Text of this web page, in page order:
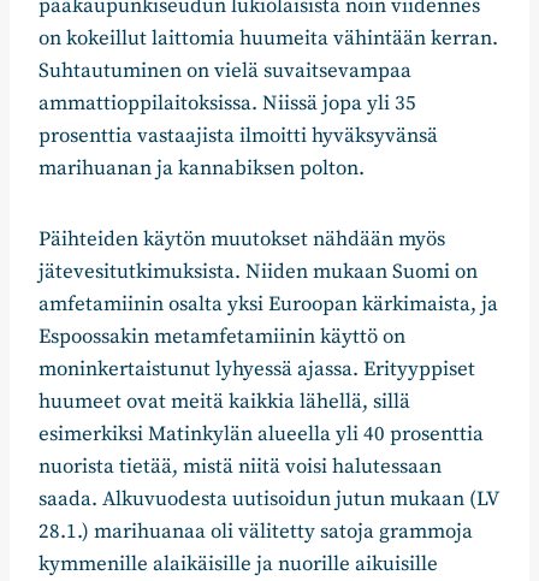
pääkaupunkiseudun lukiolaisista noin viidennes
on kokeillut laittomia huumeita vähintään kerran.
Suhtautuminen on vielä suvaitsevampaa
ammattioppilaitoksissa. Niissä jopa yli 35
prosenttia vastaajista ilmoitti hyväksyvänsä
marihuanan ja kannabiksen polton.
Päihteiden käytön muutokset nähdään myös
jätevesitutkimuksista. Niiden mukaan Suomi on
amfetamiinin osalta yksi Euroopan kärkimaista, ja
Espoossakin metamfetamiinin käyttö on
moninkertaistunut lyhyessä ajassa. Erityyppiset
huumeet ovat meitä kaikkia lähellä, sillä
esimerkiksi Matinkylän alueella yli 40 prosenttia
nuorista tietää, mistä niitä voisi halutessaan
saada. Alkuvuodesta uutisoidun jutun mukaan (LV
28.1.) marihuanaa oli välitetty satoja grammoja
kymmenille alaikäisille ja nuorille aikuisille